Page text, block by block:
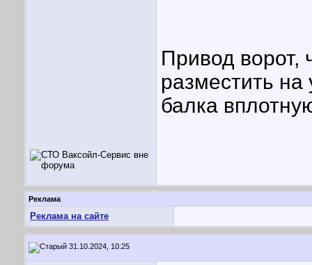
Привод ворот,
разместить на
балка
Реклама
Реклама на сайте
31.10.2024, 10:25